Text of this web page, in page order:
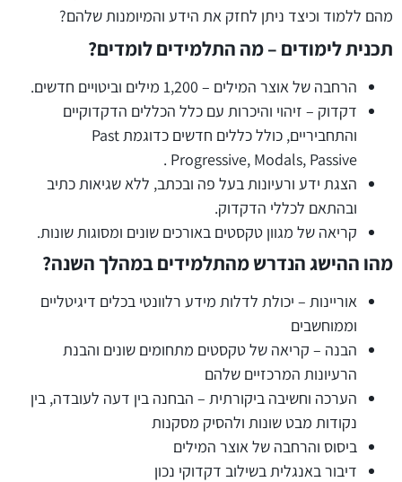
מהם ללמוד וכיצד ניתן לחזק את הידע והמיומנות שלהם?
תכנית לימודים – מה התלמידים לומדים?
הרחבה של אוצר המילים – 1,200 מילים וביטויים חדשים.
דקדוק – זיהוי והיכרות עם כלל הכללים הדקדוקיים
והתחביריים, כולל כללים חדשים כדוגמת Past
Progressive, Modals, Passive .
הצגת ידע ורעיונות בעל פה ובכתב, ללא שגיאות כתיב
ובהתאם לכללי הדקדוק.
קריאה של מגוון טקסטים באורכים שונים ומסוגות שונות.
מהו ההישג הנדרש מהתלמידים במהלך השנה?
אוריינות – יכולת לדלות מידע רלוונטי בכלים דיגיטליים
וממוחשבים
הבנה – קריאה של טקסטים מתחומים שונים והבנת
הרעיונות המרכזיים שלהם
הערכה וחשיבה ביקורתית – הבחנה בין דעה לעובדה, בין
נקודות מבט שונות ולהסיק מסקנות
ביסוס והרחבה של אוצר המילים
דיבור באנגלית בשילוב דקדוקי נכון